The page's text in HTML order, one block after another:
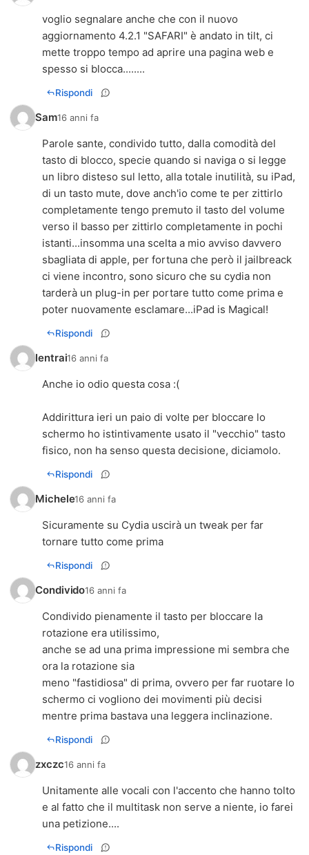
voglio segnalare anche che con il nuovo
aggiornamento 4.2.1 "SAFARI" è andato in tilt, ci
mette troppo tempo ad aprire una pagina web e
spesso si blocca........
Rispondi
Sam16 anni fa
Parole sante, condivido tutto, dalla comodità del
tasto di blocco, specie quando si naviga o si legge
un libro disteso sul letto, alla totale inutilità, su iPad,
di un tasto mute, dove anch'io come te per zittirlo
completamente tengo premuto il tasto del volume
verso il basso per zittirlo completamente in pochi
istanti...insomma una scelta a mio avviso davvero
sbagliata di apple, per fortuna che però il jailbreack
ci viene incontro, sono sicuro che su cydia non
tarderà un plug-in per portare tutto come prima e
poter nuovamente esclamare...iPad is Magical!
Rispondi
Ientrai16 anni fa
Anche io odio questa cosa :(
Addirittura ieri un paio di volte per bloccare lo
schermo ho istintivamente usato il "vecchio" tasto
fisico, non ha senso questa decisione, diciamolo.
Rispondi
Michele16 anni fa
Sicuramente su Cydia uscirà un tweak per far
tornare tutto come prima
Rispondi
Condivido16 anni fa
Condivido pienamente il tasto per bloccare la
rotazione era utilissimo,
anche se ad una prima impressione mi sembra che
ora la rotazione sia
meno "fastidiosa" di prima, ovvero per far ruotare lo
schermo ci vogliono dei movimenti più decisi
mentre prima bastava una leggera inclinazione.
Rispondi
zxczc16 anni fa
Unitamente alle vocali con l'accento che hanno tolto
e al fatto che il multitask non serve a niente, io farei
una petizione....
Rispondi